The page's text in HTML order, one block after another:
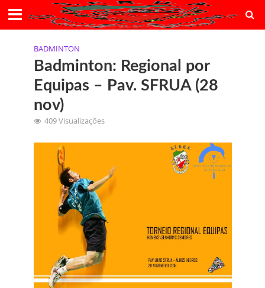
BADMINTON
Badminton: Regional por
Equipas – Pav. SFRUA (28
nov)
409 Visualizações